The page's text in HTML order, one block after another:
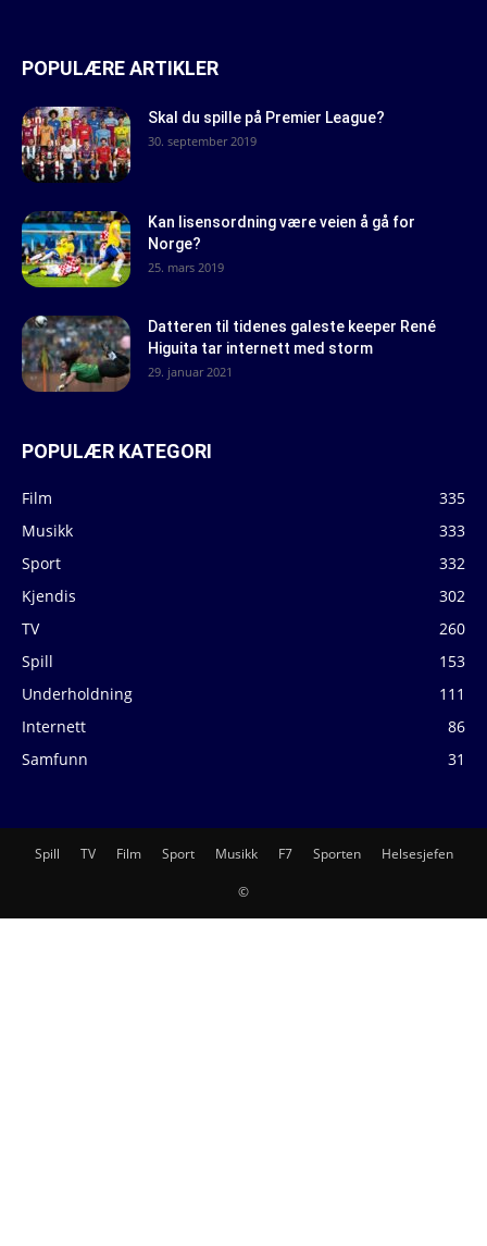
POPULÆRE ARTIKLER
Skal du spille på Premier League?
30. september 2019
Kan lisensordning være veien å gå for
Norge?
25. mars 2019
Datteren til tidenes galeste keeper René
Higuita tar internett med storm
29. januar 2021
POPULÆR KATEGORI
Film
335
Musikk
333
Sport
332
Kjendis
302
TV
260
Spill
153
Underholdning
111
Internett
86
Samfunn
31
Spill TV Film Sport Musikk F7 Sporten Helsesjefen
©